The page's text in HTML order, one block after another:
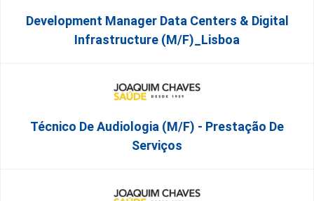
Development Manager Data Centers & Digital
Infrastructure (m/f)_Lisboa
Técnico De Audiologia (M/F) - Prestação De
Serviços